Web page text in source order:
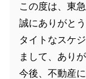
この度は、東
誠にありがと
タイトなスケ
まして、あり
今後、不動産